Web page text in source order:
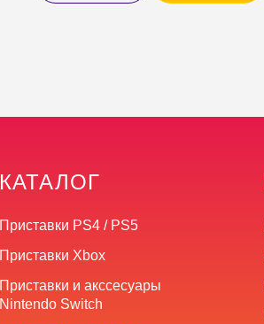
КАТАЛОГ
Приставки Xbox
Приставки и акссесуары
Nintendo Switch
Приставки PS4 / PS5